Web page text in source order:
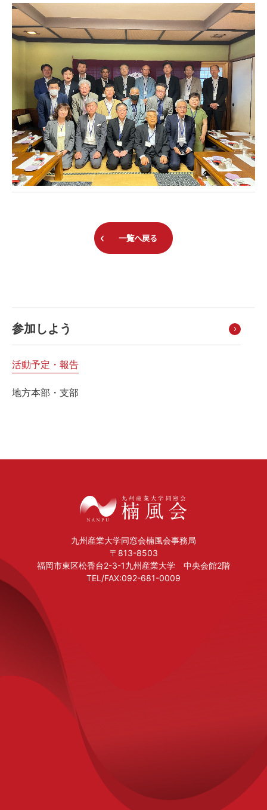
参加しよう
活動予定・報告
地方本部・支部
一覧へ戻る
九州産業大学同窓会楠風会事務局
〒813-8503
福岡市東区松香台2-3-1九州産業大学 中央会館2階
TEL/FAX:092-681-0009